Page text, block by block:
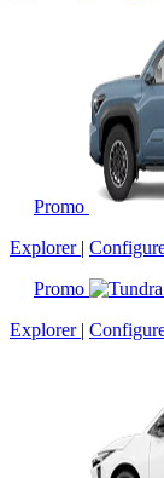
Promo
Explorer |
Promo
Explorer |